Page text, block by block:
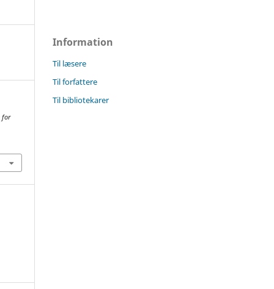
for
Information
Til læsere
Til forfattere
Til bibliotekarer